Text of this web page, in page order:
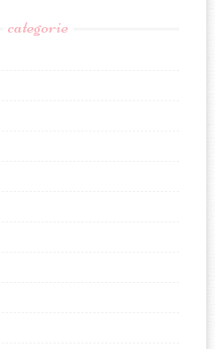
categorie